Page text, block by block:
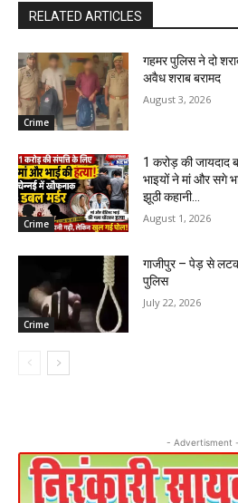
RELATED ARTICLES
Crime
गहमर पुलिस ने दो
अवैध शराब बरामद
August 3, 2026
Crime
1 करोड़ की जायदाद
भाइयों ने मां और सगे
झूठी कहानी...
August 1, 2026
Crime
गाजीपुर – पेड़ से
पुलिस
July 22, 2026
- Advertisment -